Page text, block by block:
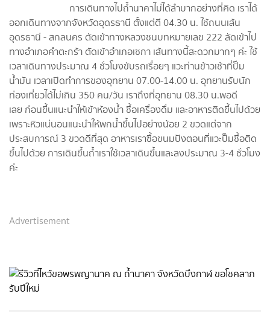
การเดินทางไปถ้ำนาคาไม่ได้ลำบากอย่างที่คิด เราได้
ออกเดินทางจากจังหวัดอุดรธานี ตั้งแต่ตี 04.30 น. ใช้ถนนเส้น
อุดรธานี - สกลนคร ตัดเข้าทางหลวงชนบทหมายเลข 222 ลัดเข้าไป
ทางอำเภอคำตะกร้า ตัดเข้าอำเภอเซกา เส้นทางนี้สะดวกมากๆ ค่ะ ใช้
เวลาเดินทางประมาณ 4 ชั่วโมงขับรถเรื่อยๆ แวะท่านข้าวเช้าที่ปั๊ม
น้ำมัน เวลาเปิดทำการของอุทยาน 07.00-14.00 น. อุทยานรับนัก
ท่องเที่ยวได้ไม่เกิน 350 คน/วัน เราถึงที่อุทยาน 08.30 น.พอดี
เลย ก่อนขึ้นแนะนำให้เข้าห้องน้ำ ซื้อเครื่องดื่ม และอาหารติดขึ้นไปด้วย
เพราะหิวแน่นอนแนะนำให้พกน้ำขึ้นไปอย่างน้อย 2 ขวดแต่จาก
ประสบการณ์ 3 ขวดดีที่สุด อาหารเราซื้อขนมปังตอนที่แวะปั๊มซื้อติด
ขึ้นไปด้วย การเดินขึ้นถ้ำเราใช้เวลาเดินขึ้นและลงประมาณ 3-4 ชั่วโมง
ค่ะ
Advertisement